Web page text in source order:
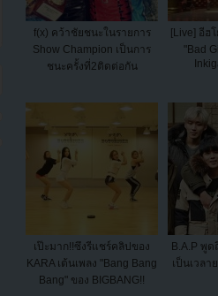
f(x) คว้าชัยชนะในรายการ
Show Champion เป็นการ
ชนะครั้งที่2ติดต่อกัน
[Live] อีฮ
"Bad
เป๊ะมาก!!ซึงรีแชร์คลิปของ
KARA เต้นเพลง "Bang Bang
Bang" ของ BIGBANG!!
B.A.P พูด
เป็นเวล